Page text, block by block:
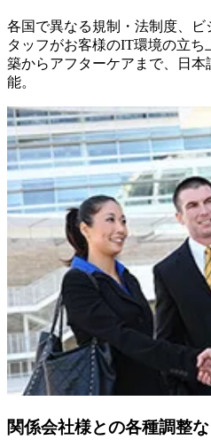
各国で異なる規制・法制度、
タッフがお客様のIT環境の立
築からアフターケアまで、日
能。
関係会社様との各種調整